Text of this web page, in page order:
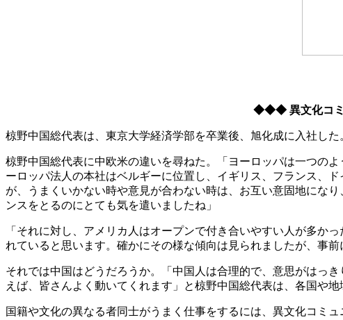
◆◆◆ 異文化コミ
椋野中国総代表は、東京大学経済学部を卒業後、旭化成に入社し
椋野中国総代表に中欧米の違いを尋ねた。「ヨーロッパは一つの
ーロッパ法人の本社はベルギーに位置し、イギリス、フランス、
が、うまくいかない時や意見が合わない時は、お互い意固地にな
ンスをとるのにとても気を遣いましたね」
「それに対し、アメリカ人はオープンで付き合いやすい人が多か
れていると思います。確かにその様な傾向は見られましたが、事
それでは中国はどうだろうか。「中国人は合理的で、意思がはっ
えば、皆さんよく動いてくれます」と椋野中国総代表は、各国や
国籍や文化の異なる者同士がうまく仕事をするには、異文化コミ